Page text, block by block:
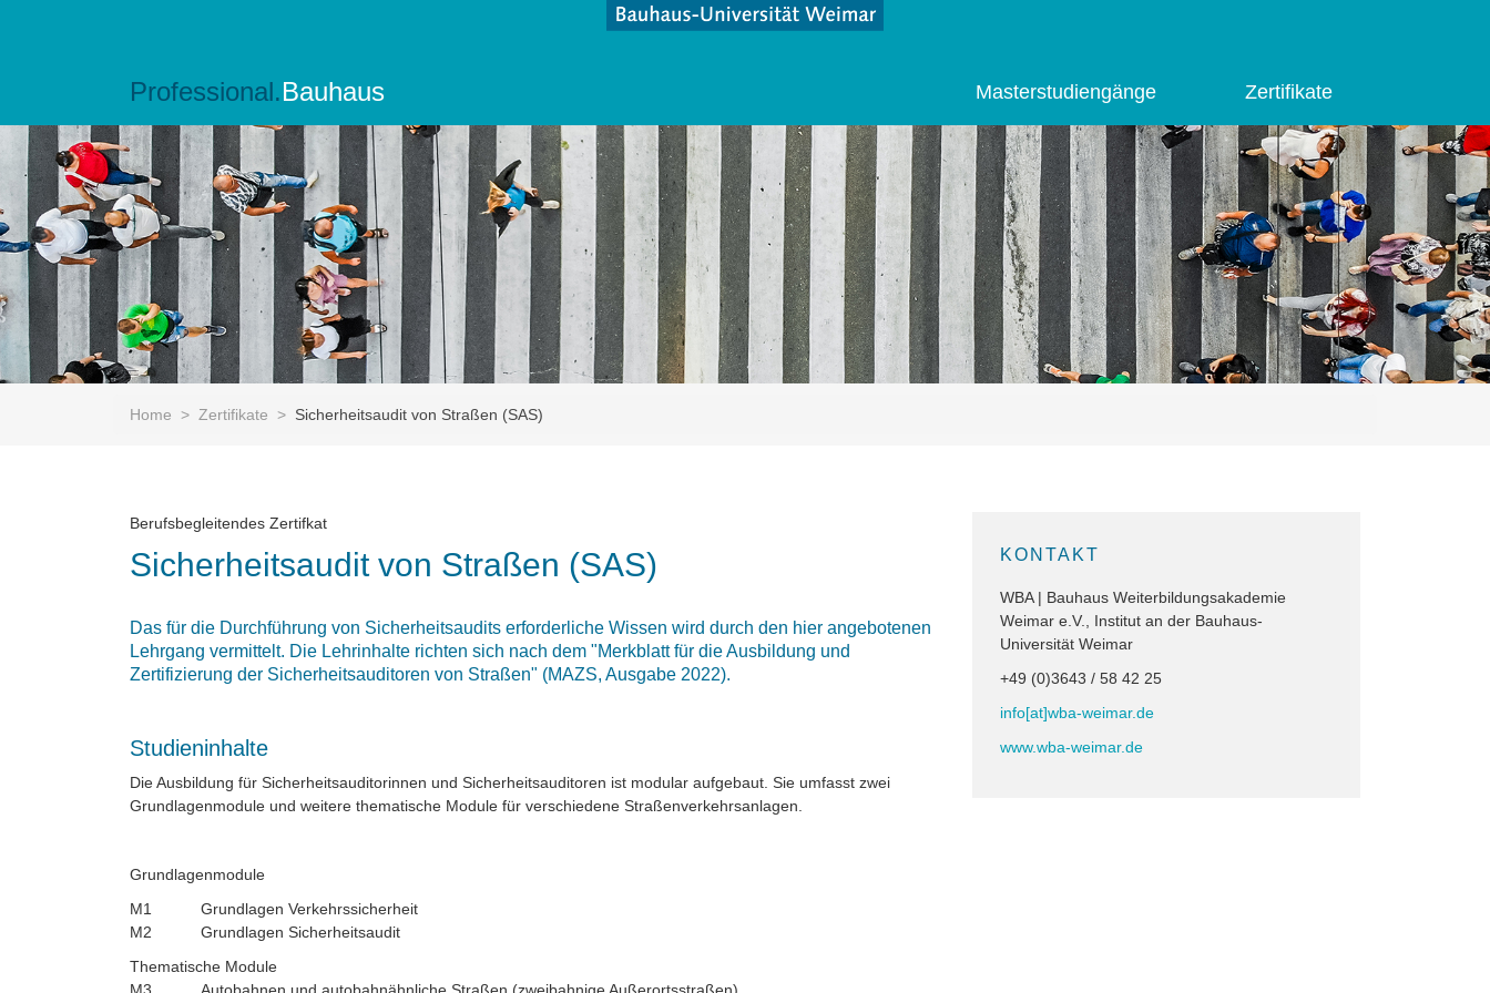
Professional.Bauhaus Masterstudiengänge Zertifikate
Home > Zertifikate > Sicherheitsaudit von Straßen (SAS)
Berufsbegleitendes Zertifkat
Sicherheitsaudit von Straßen (SAS)
Das für die Durchführung von Sicherheitsaudits erforderliche Wissen wird durch den hier angebotenen
Lehrgang vermittelt. Die Lehrinhalte richten sich nach dem "Merkblatt für die Ausbildung und
Zertifizierung der Sicherheitsauditoren von Straßen" (MAZS, Ausgabe 2022).
Studieninhalte
Die Ausbildung für Sicherheitsauditorinnen und Sicherheitsauditoren ist modular aufgebaut. Sie umfasst zwei
Grundlagenmodule und weitere thematische Module für verschiedene Straßenverkehrsanlagen.
Grundlagenmodule
M1 Grundlagen Verkehrssicherheit
M2 Grundlagen Sicherheitsaudit
Thematische Module
KONTAKT
WBA | Bauhaus Weiterbildungsakademie
Weimar e.V., Institut an der Bauhaus-
Universität Weimar
+49 (0)3643 / 58 42 25
info[at]wba-weimar.de
www.wba-weimar.de